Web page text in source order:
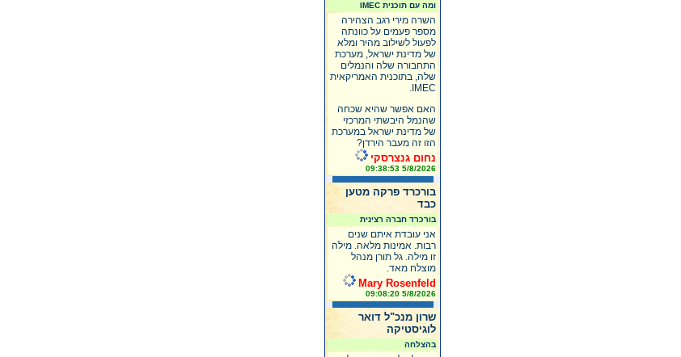
ומה עם תוכנית IMEC
השרה מירי רגב הצהירה
מספר פעמים על כוונתה
לפעול לשילוב מהיר ומלא
של מדינת ישראל, מערכת
התחבורה שלה והנמלים
שלה, בתוכנית האמריקאית
IMEC.
האם אפשר שהיא שכחה
שהנמל היבשתי המרכזי
של מדינת ישראל במערכת
הזו זה מעבר הירדן?
נחום גנצרסקי
5/8/2026 09:38:53
בורכרד פרקה מטען
כבד
בורכרד חברה רצינית
אני עובדת איתם שנים
רבות. אמינות מלאה. מילה
זו מילה. גל תורן מנהל
מוצלח מאד.
Mary Rosenfeld
5/8/2026 09:08:20
שרון מנכ"ל דואר
לוגיסטיקה
בהצלחה